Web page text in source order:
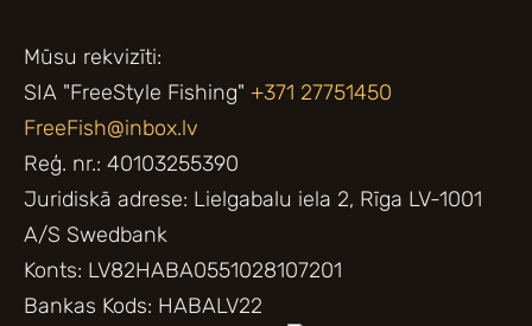
Mūsu rekvizīti:
SIA "FreeStyle Fishing" +371 27751450
FreeFish@inbox.lv
Reģ. nr.: 40103255390
Juridiskā adrese: Lielgabalu iela 2, Rīga LV-1001
A/S Swedbank
Konts: LV82HABA0551028107201
Bankas Kods: HABALV22